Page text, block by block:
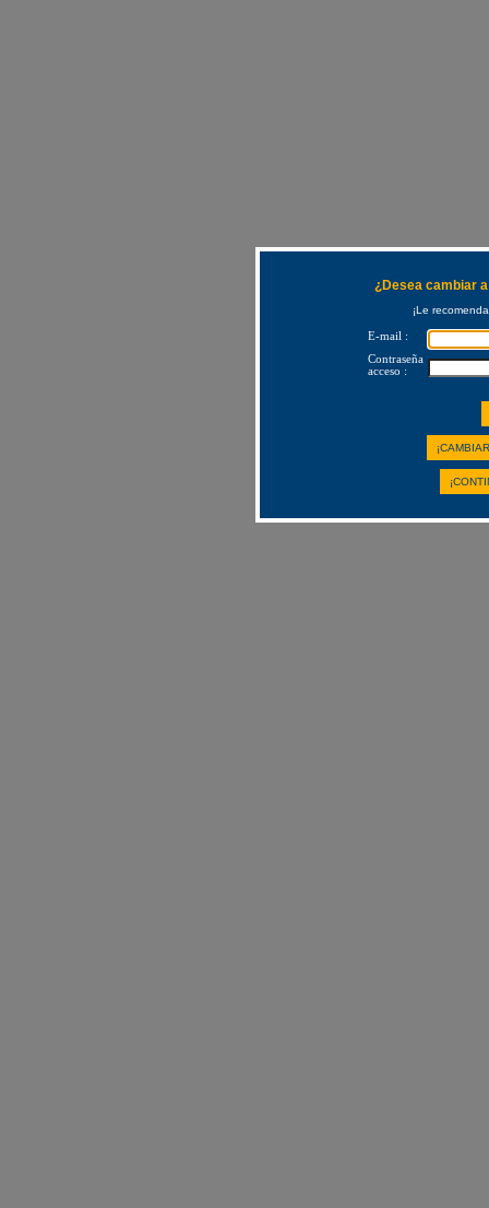
¿Desea cambiar
¡Le
E-mail :
Contraseña
acceso :